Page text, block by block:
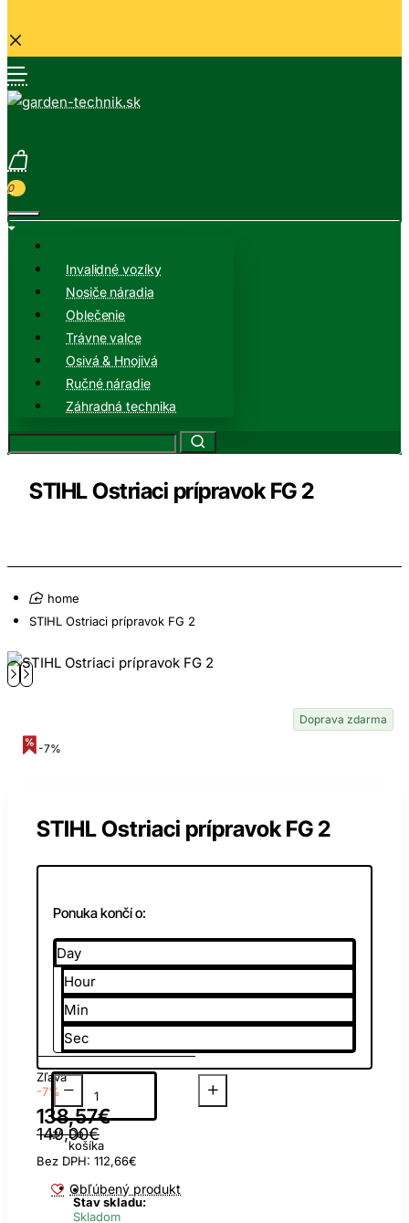
0
Invalidné vozíky
Nosiče náradia
Oblečenie
Trávne valce
Osivá & Hnojivá
Ručné náradie
Záhradná technika
STIHL Ostriaci prípravok FG 2
home
STIHL Ostriaci prípravok FG 2
Doprava zdarma
-7%
STIHL Ostriaci prípravok FG 2
Ponuka končí o:
Day
Hour
Min
Sec
Zľava
-7%
138,57€
149,00€
Bez DPH: 112,66€
Stav skladu:
Skladom
Do
košíka
Obľúbený produkt